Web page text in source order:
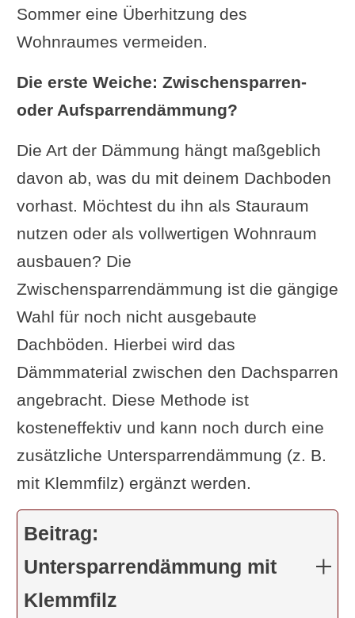
Sommer eine Überhitzung des
Wohnraumes vermeiden.
Die erste Weiche: Zwischensparren-
oder Aufsparrendämmung?
Die Art der Dämmung hängt maßgeblich
davon ab, was du mit deinem Dachboden
vorhast. Möchtest du ihn als Stauraum
nutzen oder als vollwertigen Wohnraum
ausbauen? Die
Zwischensparrendämmung ist die gängige
Wahl für noch nicht ausgebaute
Dachböden. Hierbei wird das
Dämmmaterial zwischen den Dachsparren
angebracht. Diese Methode ist
kosteneffektiv und kann noch durch eine
zusätzliche Untersparrendämmung (z. B.
mit Klemmfilz) ergänzt werden.
Beitrag:
Untersparrendämmung mit
Klemmfilz